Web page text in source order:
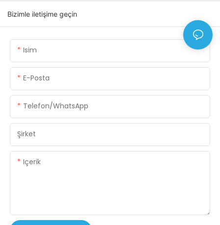
Bizimle iletişime geçin
Isim
E-Posta
Telefon/WhatsApp
Şirket
Içerik